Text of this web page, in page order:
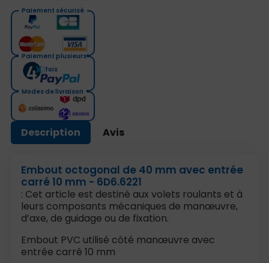
Paiement sécurisé
Paiement plusieurs
fois
Modes de livraison
Description Avis
Embout octogonal de 40 mm avec entrée
carré 10 mm - 6D6.6221
: Cet article est destiné aux volets roulants et à
leurs composants mécaniques de manœuvre,
d’axe, de guidage ou de fixation.
Embout PVC utilisé côté manœuvre avec
entrée carré 10 mm